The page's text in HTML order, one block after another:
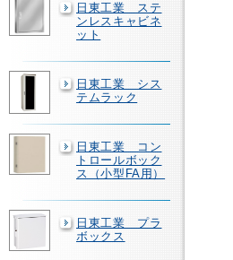
日東工業 ステ
ンレスキャビネ
ット
日東工業 シス
テムラック
日東工業 コン
トロールボック
ス（小型FA用）
日東工業 プラ
ボックス